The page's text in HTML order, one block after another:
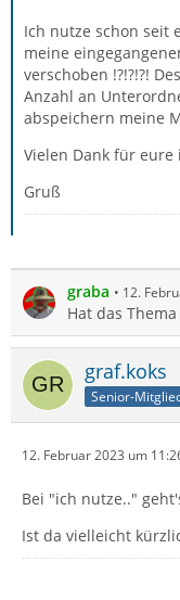
Ich nutze schon seit
meine
verschoben !?!?!?!
Anzahl an
abspeichern meine
Vielen Dank für eure
Gruß
graba 12.
Hat das
graf.koks
Senior-
12. Februar 2023 um
Bei "ich nutze.."
Ist da vielleicht